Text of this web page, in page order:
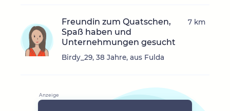
Freundin zum Quatschen,
Spaß haben und
Unternehmungen gesucht
Birdy_29, 38 Jahre, aus Fulda
7 km